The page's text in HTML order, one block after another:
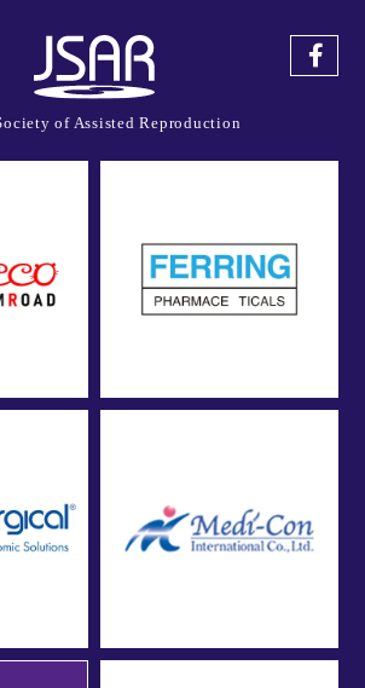
of Assisted Reproduction